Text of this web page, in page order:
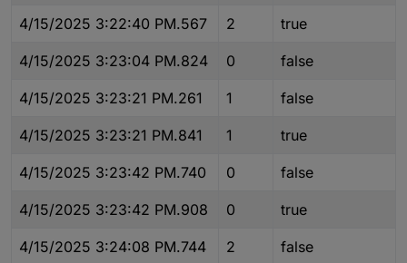
4/15/2025 3:22:40 PM.567 2 true
4/15/2025 3:23:04 PM.824 0 false
4/15/2025 3:23:21 PM.261 1 false
4/15/2025 3:23:21 PM.841 1 true
4/15/2025 3:23:42 PM.740 0 false
4/15/2025 3:23:42 PM.908 0 true
4/15/2025 3:24:08 PM.744 2 false